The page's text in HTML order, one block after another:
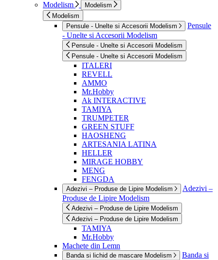
Modelism
Modelism
Modelism
Pensule - Unelte si Accesorii Modelism
Pensule
- Unelte si Accesorii Modelism
Pensule - Unelte si Accesorii Modelism
Pensule - Unelte si Accesorii Modelism
ITALERI
REVELL
AMMO
Mr.Hobby
Ak INTERACTIVE
TAMIYA
TRUMPETER
GREEN STUFF
HAOSHENG
ARTESANIA LATINA
HELLER
MIRAGE HOBBY
MENG
FENGDA
Adezivi – Produse de Lipire Modelism
Adezivi –
Produse de Lipire Modelism
Adezivi – Produse de Lipire Modelism
Adezivi – Produse de Lipire Modelism
TAMIYA
Mr.Hobby
Machete din Lemn
Banda si lichid de mascare Modelism
Banda si